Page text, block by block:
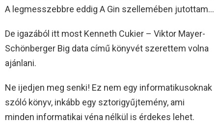
A legmesszebbre eddig A Gin szellemében jutottam…
De igazából itt most Kenneth Cukier – Viktor Mayer-
Schönberger Big data című könyvét szerettem volna
ajánlani.
Ne ijedjen meg senki! Ez nem egy informatikusoknak
szóló könyv, inkább egy sztorigyűjtemény, ami
minden informatikai véna nélkül is érdekes lehet.